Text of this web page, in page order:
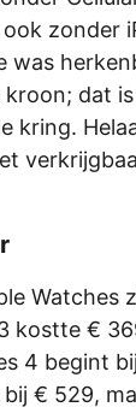
zonder
was
dat
kring.
Watches
kostte €
4 begint
€ 529,